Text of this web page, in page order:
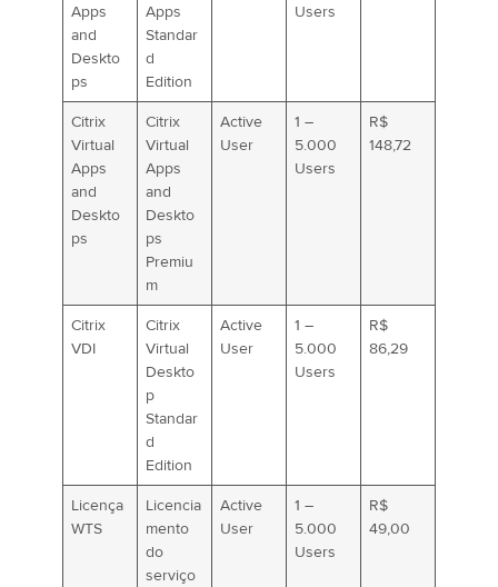
Apps
and
Deskto
ps
Apps
Standar
d
Edition
Users
Citrix
Virtual
Apps
and
Deskto
ps
Citrix
Virtual
Apps
and
Deskto
ps
Premiu
m
Active
User
1 –
5.000
Users
R$
148,72
Citrix
VDI
Citrix
Virtual
Deskto
p
Standar
d
Edition
Active
User
1 –
5.000
Users
R$
86,29
Licença
WTS
Licencia
mento
do
serviço
Active
User
1 –
5.000
Users
R$
49,00